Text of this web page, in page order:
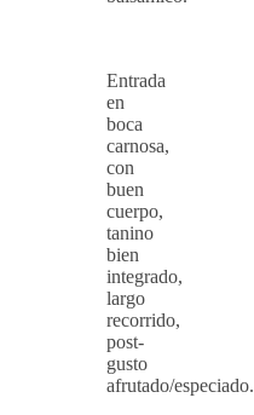
Entrada
en
boca
carnosa,
con
buen
cuerpo,
tanino
bien
integrado,
largo
recorrido,
post-
gusto
afrutado/especiado.